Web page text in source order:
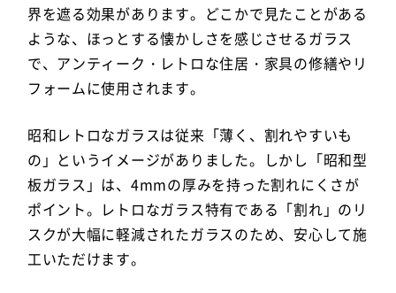
界を遮る効果があります。どこかで見たことがある
ような、ほっとする懐かしさを感じさせるガラス
で、アンティーク・レトロな住居・家具の修繕やリ
フォームに使用されます。
昭和レトロなガラスは従来「薄く、割れやすいも
の」というイメージがありました。しかし「昭和型
板ガラス」は、4mmの厚みを持った割れにくさが
ポイント。レトロなガラス特有である「割れ」のリ
スクが大幅に軽減されたガラスのため、安心して施
工いただけます。